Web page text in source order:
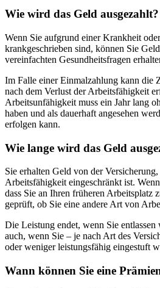
Wie wird das Geld ausgezahlt?
Wenn Sie aufgrund einer Krankheit
krankgeschrieben sind, können Sie
vereinfachten Gesundheitsfragen
Im Falle einer Einmalzahlung kann die
nach dem Verlust der Arbeitsfähigkeit
Arbeitsunfähigkeit muss ein Jahr lang
haben und als dauerhaft angesehen
erfolgen kann.
Wie lange wird das Geld
Sie erhalten Geld von der
Arbeitsfähigkeit eingeschränkt ist.
dass Sie an Ihren früheren Arbeitsplatz
geprüft, ob Sie eine andere Art von
Die Leistung endet, wenn Sie
auch, wenn Sie – je nach Art des
oder weniger leistungsfähig eingestuft
Wann können Sie eine